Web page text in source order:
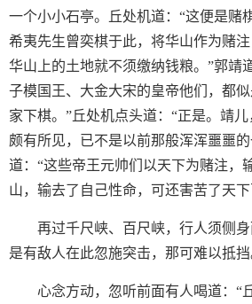
一个小小石亭。丘处机道：“这便是赌
希夷先生曾奕棋于此，将华山作为赌
华山上的土地就不须缴纳钱粮。”郭靖
子模国王、大金大宋的皇帝他们，都
家下棋。”丘处机点头道：“正是。靖儿
颇有所见，已不是以前那般浑浑噩噩
道：“这些帝王元帅们以天下为赌注，
山，输去了自己性命，可还害苦了天
再过千尺峡、百尺峡，行人须侧
是有敌人在此忽施突击，那可难以抵挡
心念方动，忽听前面有人喝道：“